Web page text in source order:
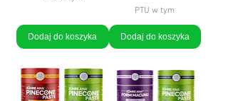
Dodaj do koszyka
PTU w tym
Dodaj do koszyka